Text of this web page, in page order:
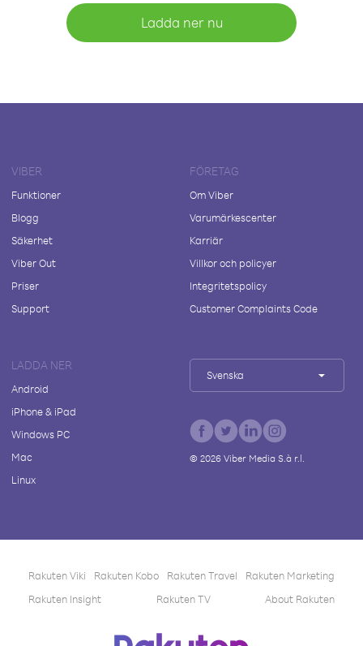
Ladda ner nu
VIBER
Funktioner
Blogg
Säkerhet
Viber Out
Priser
Support
FÖRETAG
Om Viber
Varumärkescenter
Karriär
Villkor och policyer
Integritetspolicy
Customer Complaints Code
LADDA NER
Android
iPhone & iPad
Windows PC
Mac
Linux
Svenska
© 2026Viber Media S.à r.l.
Rakuten Viki Rakuten Kobo Rakuten Travel
Rakuten Marketing
Rakuten Insight
Rakuten TV About Rakuten